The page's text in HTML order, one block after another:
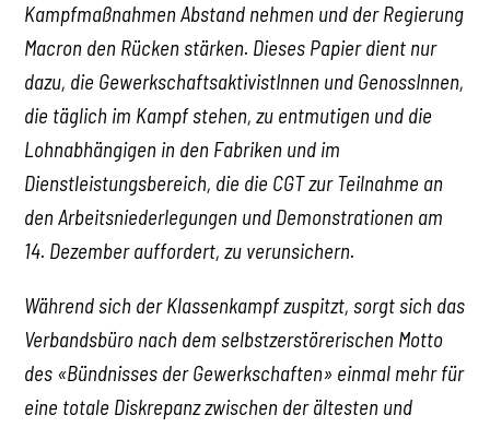
Kampfmaßnahmen Abstand nehmen und der Regierung
Macron den Rücken stärken. Dieses Papier dient nur
dazu, die GewerkschaftsaktivistInnen und GenossInnen,
die täglich im Kampf stehen, zu entmutigen und die
Lohnabhängigen in den Fabriken und im
Dienstleistungsbereich, die die CGT zur Teilnahme an
den Arbeitsniederlegungen und Demonstrationen am
14. Dezember auffordert, zu verunsichern.
Während sich der Klassenkampf zuspitzt, sorgt sich das
Verbandsbüro nach dem selbstzerstörerischen Motto
des «Bündnisses der Gewerkschaften» einmal mehr für
eine totale Diskrepanz zwischen der ältesten und